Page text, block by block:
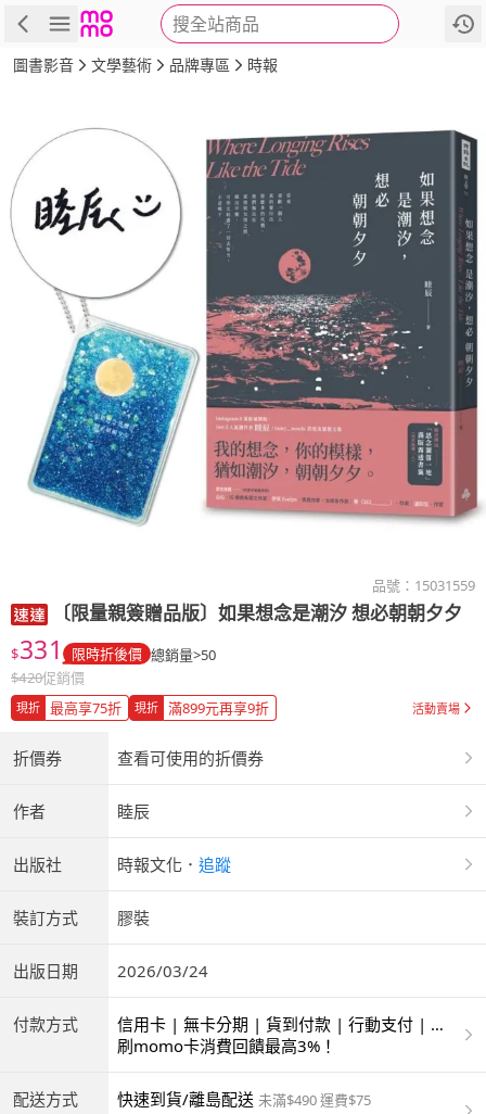
搜全站商品
商品 評價 簡介 推薦
圖書影音 文學藝術 品牌專區 時報
品號： 15031559
〔限量親簽贈品版〕如果想念是潮汐 想必朝朝夕夕
$331 限時折後價 總銷量>50
$420促銷價
現折 最高享75折 現折 滿899元再享9折 活動賣場
折價券 查看可使用的折價券
作者 睦辰
出版社 時報文化 ． 追蹤
裝訂方式 膠裝
出版日期 2026/03/24
付款方式
信用卡 | 無卡分期 | 貨到付款 | 行動支付 | 超
商付款 | ATM | 銀聯卡
刷momo卡消費回饋最高3%！
配送方式 快速到貨/離島配送 未滿$490 運費$75